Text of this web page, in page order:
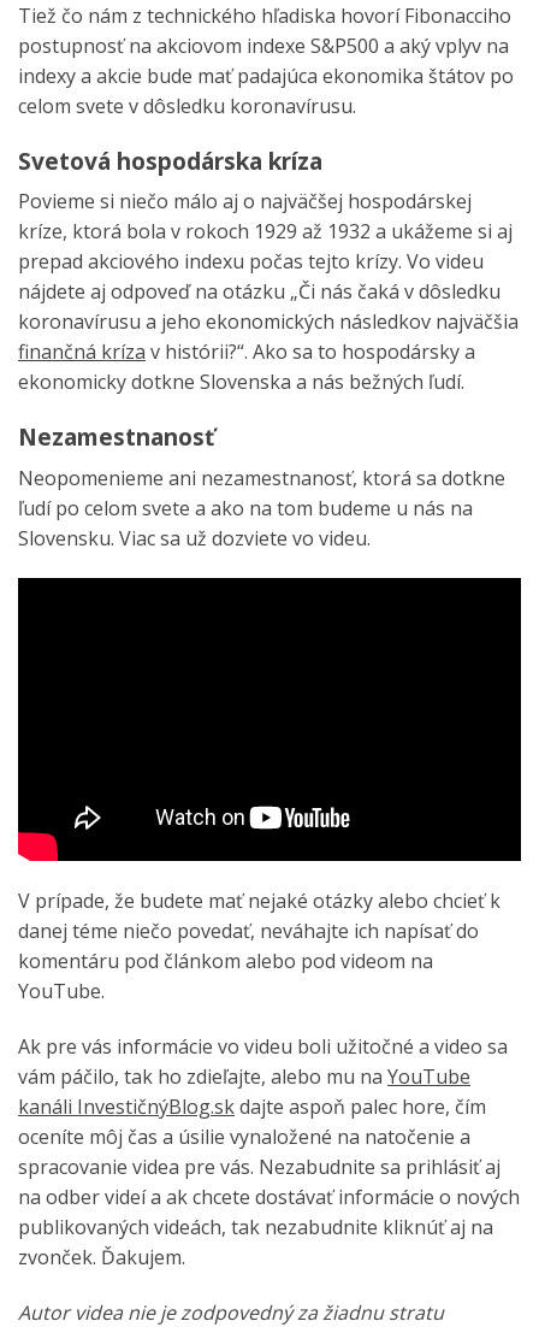
Tiež čo nám z technického hľadiska hovorí Fibonacciho
postupnosť na akciovom indexe S&P500 a aký vplyv na
indexy a akcie bude mať padajúca ekonomika štátov po
celom svete v dôsledku koronavírusu.
Svetová hospodárska kríza
Povieme si niečo málo aj o najväčšej hospodárskej
kríze, ktorá bola v rokoch 1929 až 1932 a ukážeme si aj
prepad akciového indexu počas tejto krízy. Vo videu
nájdete aj odpoveď na otázku „Či nás čaká v dôsledku
koronavírusu a jeho ekonomických následkov najväčšia
finančná kríza v histórii?“. Ako sa to hospodársky a
ekonomicky dotkne Slovenska a nás bežných ľudí.
Nezamestnanosť
Neopomenieme ani nezamestnanosť, ktorá sa dotkne
ľudí po celom svete a ako na tom budeme u nás na
Slovensku. Viac sa už dozviete vo videu.
V prípade, že budete mať nejaké otázky alebo chcieť k
danej téme niečo povedať, neváhajte ich napísať do
komentáru pod článkom alebo pod videom na
YouTube.
Ak pre vás informácie vo videu boli užitočné a video sa
vám páčilo, tak ho zdieľajte, alebo mu na YouTube
kanáli InvestičnýBlog.skdajte aspoň palec hore, čím
oceníte môj čas a úsilie vynaložené na natočenie a
spracovanie videa pre vás. Nezabudnite sa prihlásiť aj
na odber videí a ak chcete dostávať informácie o nových
publikovaných videách, tak nezabudnite kliknúť aj na
zvonček. Ďakujem.
Autor videa nie je zodpovedný za žiadnu stratu